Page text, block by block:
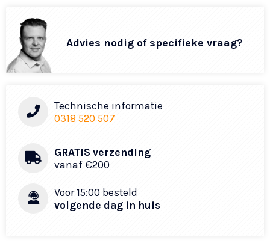
Advies nodig of specifieke vraag?
Technische informatie
0318 520 507
GRATIS verzending
vanaf €200​
Voor 15:00 besteld
volgende dag in huis